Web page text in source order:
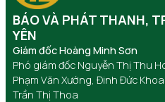
BÁO VÀ PHÁT THANH,
YÊN
Giám đốc Hoàng Minh Sơn
Phó giám đốc Nguyễn Thị Thu
Phạm Văn Xướng, Đinh Đức
Trần Thị Thoa